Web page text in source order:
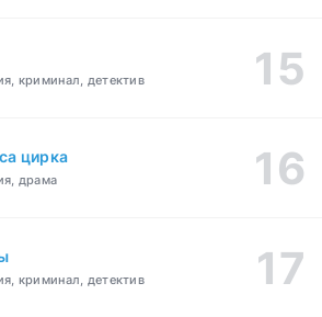
криминал, детектив
цирка
драма
криминал, детектив